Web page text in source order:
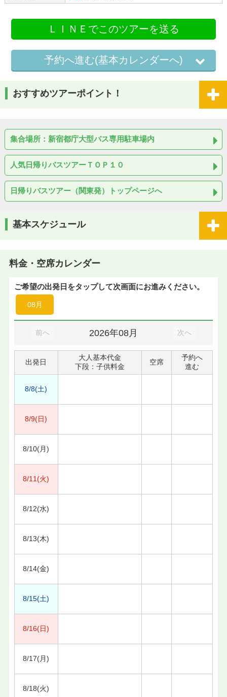
ＬＩＮＥでこのツアーを送る
予約へ進む(基本カレンダーへ)
おすすめツアーポイント！
集合場所：新宿都庁大型バス専用駐車場内
人気日帰りバスツアーＴＯＰ１０
日帰りバスツアー（関東発）トップページへ
基本スケジュール
料金・空席カレンダー
ご希望の出発日をタップして次画面にお進みください。
08月
前へ 2026年08月 次へ
出発日
大人基本代金
下段：子供料金
空席
予約へ
進む
8/8(土)
8/9(日)
8/10(月)
8/11(火)
8/12(水)
8/13(木)
8/14(金)
8/15(土)
8/16(日)
8/17(月)
8/18(火)